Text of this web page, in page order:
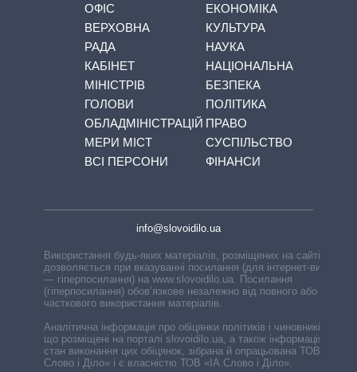
ОФІС
ВЕРХОВНА
РАДА
КАБІНЕТ
МІНІСТРІВ
ГОЛОВИ
ОБЛАДМІНІСТРАЦІЙ
МЕРИ МІСТ
ВСІ ПЕРСОНИ
ЕКОНОМІКА
КУЛЬТУРА
НАУКА
НАЦІОНАЛЬНА
БЕЗПЕКА
ПОЛІТИКА
ПРАВО
СУСПІЛЬСТВО
ФІНАНСИ
info@slovoidilo.ua
Використання будь-яких матеріалів, розміщених на сайті,
дозволяється при вказуванні посилання (для інтернет-видань
— гіперпосилання) на www.slovoidilo.ua. Посилання
(гіперпосилання) обов’язкове незалежно від повного або
часткового використання матеріалів.
Аналітична інформація про обіцянки політиків і чиновників,
що розміщені на порталі slovoidilo.ua, а також інформація про
стан виконання цих обіцянок, зібрана й опрацьована ТОВ «ІА
Слово і Діло» і є власністю ТОВ «ІА Слово і Діло».